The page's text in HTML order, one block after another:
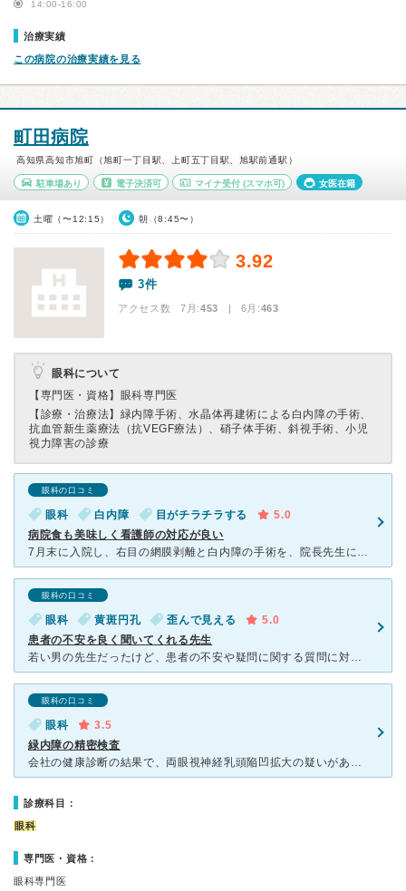
14:00-16:00
治療実績
この病院の治療実績を見る
町田病院
高知県高知市旭町（旭町一丁目駅、上町五丁目駅、旭駅前通駅）
駐車場あり 電子決済可 マイナ受付 (スマホ可) 女医在籍
土曜（〜12:15） 朝（8:45〜）
3.92
3件
アクセス数 7月:453 | 6月:463
眼科について
【専門医・資格】 眼科専門医
【診療・治療法】 緑内障手術、水晶体再建術による白内障の手術、
抗血管新生薬療法（抗VEGF療法）、硝子体手術、斜視手術、小児
視力障害の診療
眼科の口コミ
眼科 白内障 目がチラチラする
5.0
病院食も美味しく看護師の対応が良い
7月末に入院し、右目の網膜剥離と白内障の手術を、院長先生にやってもらいました。 右目は今も順調に見えます。 10日間入院したんですが、他の病院より味が濃い目でしたがおいしく、量も多くて満足でした
眼科の口コミ
眼科 黄斑円孔 歪んで見える
5.0
患者の不安を良く聞いてくれる先生
若い男の先生だったけど、患者の不安や疑問に関する質問に対し、解りやすく詳細に答えてくれて、話しやすく優しい先生でした。診断は黄斑円孔で手術が必要と言う結果でした。 先生も信頼できそうですし、設備装置
眼科の口コミ
眼科
3.5
緑内障の精密検査
会社の健康診断の結果で、両眼視神経乳頭陥凹拡大の疑いがあると記載があったので、町田眼科を予約して行きました。朝9時半に予約して行ったら既に30～40名位の人が待っていました。予約なしの場合は、3時間か
診療科目：
眼科
専門医・資格：
眼科専門医